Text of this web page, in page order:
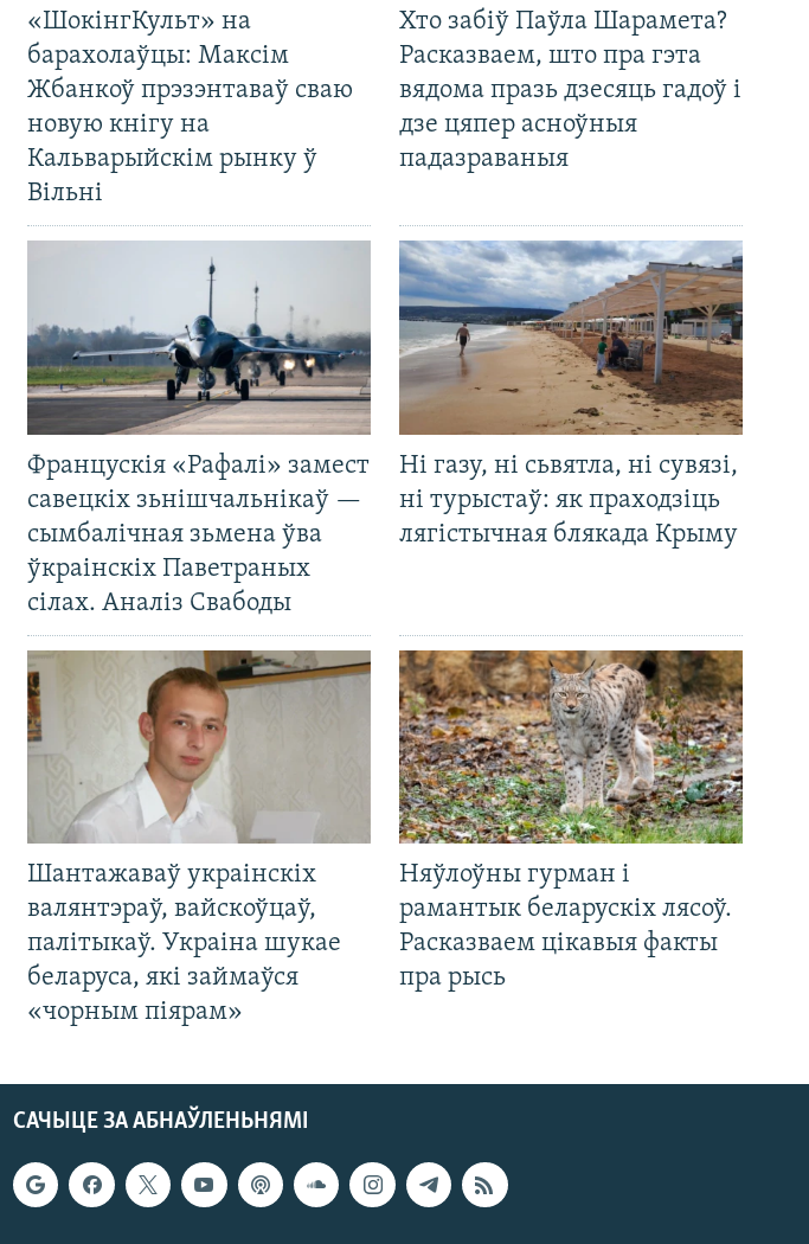
«ШокінгКульт» на
барахолаўцы: Максім
Жбанкоў прэзэнтаваў сваю
новую кнігу на
Кальварыйскім рынку ў
Вільні
Хто забіў Паўла Шарамета?
Расказваем, што пра гэта
вядома празь дзесяць гадоў і
дзе цяпер асноўныя
падазраваныя
Францускія «Рафалі» замест
савецкіх зьнішчальнікаў —
сымбалічная зьмена ўва
ўкраінскіх Паветраных
сілах. Аналіз Свабоды
Ні газу, ні сьвятла, ні сувязі,
ні турыстаў: як праходзіць
лягістычная блякада Крыму
Шантажаваў украінскіх
валянтэраў, вайскоўцаў,
палітыкаў. Украіна шукае
беларуса, які займаўся
«чорным піярам»
Няўлоўны гурман і
рамантык беларускіх лясоў.
Расказваем цікавыя факты
пра рысь
САЧЫЦЕ ЗА АБНАЎЛЕНЬНЯМІ